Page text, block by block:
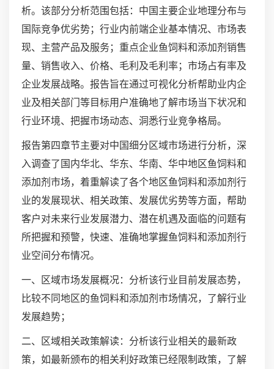
析。该部分分析范围包括：中国主要企业地理分布与
国际竞争优劣势；行业内前端企业基本情况、市场表
现、主营产品及服务；重点企业鱼饲料和添加剂销售
量、销售收入、价格、毛利及毛利率；市场占有率及
企业发展战略。报告旨在通过可视化分析帮助业内企
业及相关部门等目标用户准确地了解市场当下状况和
行业环境、把握市场动态、洞悉行业竞争格局。
报告第四章节主要对中国细分区域市场进行分析，深
入调查了国内华北、华东、华南、华中地区鱼饲料和
添加剂市场，着重解读了各个地区鱼饲料和添加剂行
业的发展现状、相关政策、发展优劣势等方面，帮助
客户对未来行业发展潜力、潜在机遇及面临的问题有
所把握和预警，快速、准确地掌握鱼饲料和添加剂行
业空间分布情况。
一、区域市场发展概况：分析该行业目前发展态势，
比较不同地区的鱼饲料和添加剂市场情况，了解行业
发展趋势；
二、区域相关政策解读：分析该行业相关的最新政
策，如最新颁布的相关利好政策已经限制政策，了解